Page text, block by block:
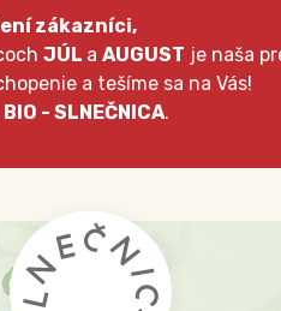
zákazníci,
JÚL a AUGUST je naša
a tešíme sa na Vás!
BIO - SLNEČNICA.